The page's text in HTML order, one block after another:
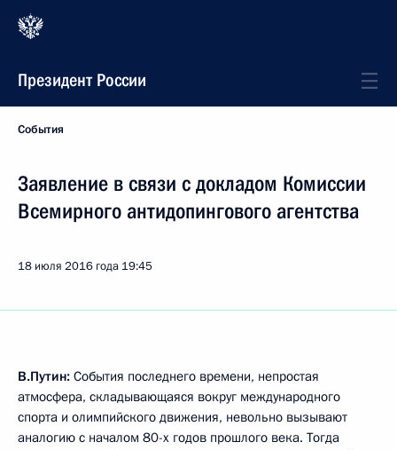
Президент России
События
Заявление в связи с докладом Комиссии
Всемирного антидопингового агентства
18 июля 2016 года 19:45
В.Путин: События последнего времени, непростая
атмосфера, складывающаяся вокруг международного
спорта и олимпийского движения, невольно вызывают
аналогию с началом 80-х годов прошлого века. Тогда